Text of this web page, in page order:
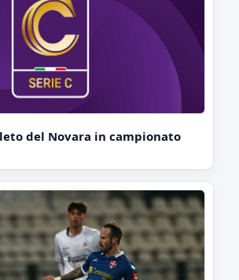
del Novara in campionato